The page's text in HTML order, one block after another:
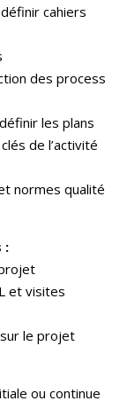
cahiers
des process
les plans
de l’activité
normes qualité
:
et visites
le projet
ou continue